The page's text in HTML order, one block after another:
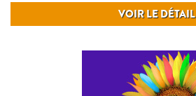
VOIR LE DÉTAIL